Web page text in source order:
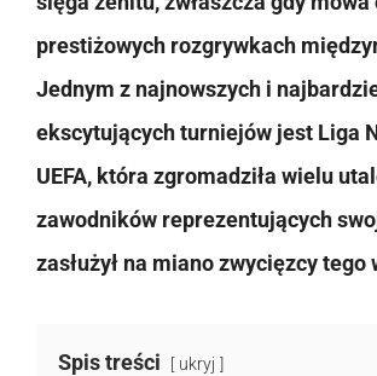
prestiżowych rozgrywkach
Jednym z najnowszych i
ekscytujących turniejów jest Liga
UEFA, która zgromadziła wielu
zawodników reprezentujących
zasłużył na miano zwycięzcy tego
Spis treści ukryj